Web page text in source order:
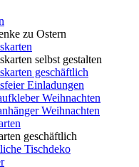
zu Ostern
selbst gestalten
geschäftlich
Einladungen
Weihnachten
Weihnachten
geschäftlich
Tischdeko